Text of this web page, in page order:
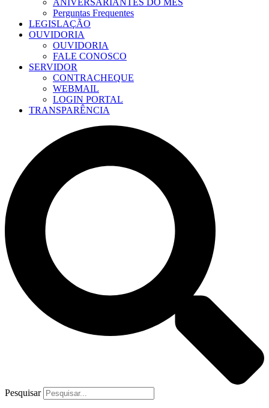
ANIVERSARIANTES DO MÊS
Perguntas Frequentes
LEGISLAÇÃO
OUVIDORIA
OUVIDORIA
FALE CONOSCO
SERVIDOR
CONTRACHEQUE
WEBMAIL
LOGIN PORTAL
TRANSPARÊNCIA
Pesquisar